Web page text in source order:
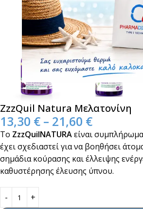
ZzzQuil Natura Μελατονίνη
13,30 € – 21,60 €
Το ZzzQuilNATURAείναι
έχει σχεδιαστεί για να βοηθήσει
σημάδια κούρασης και έλλειψης
καθυστέρησης έλευσης ύπνου.